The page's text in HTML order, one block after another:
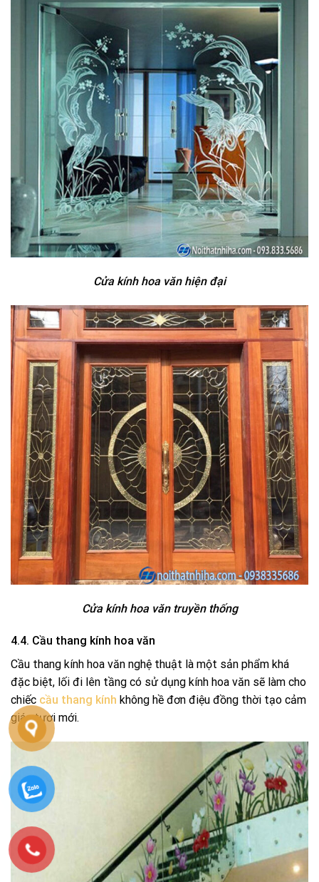
Cửa kính hoa văn hiện đại
Cửa kính hoa văn truyền thống
4.4. Cầu thang kính hoa văn
Cầu thang kính hoa văn nghệ thuật là một sản phẩm khá
đặc biệt, lối đi lên tầng có sử dụng kính hoa văn sẽ làm cho
chiếc cầu thang kính không hề đơn điệu đồng thời tạo cảm
giác tươi mới.